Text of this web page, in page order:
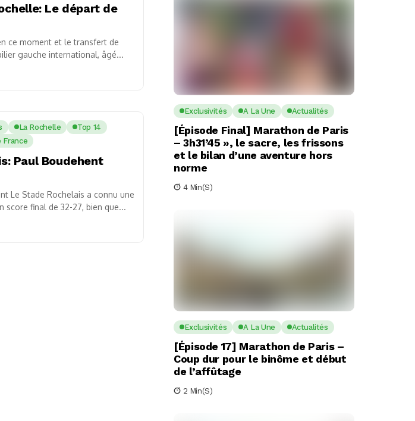
Le départ de
ce moment et le transfert de
gauche international, âgé...
La Rochelle
Top 14
France
Paul Boudehent
Le Stade Rochelais a connu une
score final de 32-27, bien que...
Exclusivités A La Une Actualités
[Épisode Final] Marathon de Paris
– 3h31’45 », le sacre, les frissons
et le bilan d’une aventure hors
norme
4 Min(s)
Exclusivités A La Une Actualités
[Épisode 17] Marathon de Paris –
Coup dur pour le binôme et début
de l’affûtage
2 Min(s)